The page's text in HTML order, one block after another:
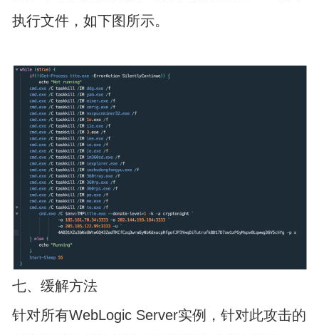
执行文件，如下图所示。
七、缓解方法
针对所有WebLogic Server实例，针对此攻击的